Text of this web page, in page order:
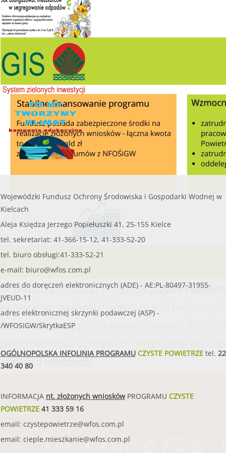
W związku z realizacją Programu„Czyste
wsparcie w uzyskaniu dofinansowania i
Ponieważ proces pozyskiwania środków z
apeluje o ostrożność.
zł
........
czytaj więcej...
Kwota naboru na 2025r. na zadania bieżące:
000,00 zł
Maksymalna kwota dofinansowania na jedno
przedsięwzięcie objęte wnioskiem nie może
przekroczyć8 000,00 zł.
......
czytaj więcej...
Wojewódzki Fundusz Ochrony Środowiska i Gospodarki Wodnej w
Kielcach
Aleja Księdza Jerzego Popiełuszki 41, 25-155 Kielce
tel. sekretariat: 41-366-15-12, 41-333-52-20
tel. biuro obsługi:41-333-52-21
e-mail: biuro@wfos.com.pl
adres do doręczeń elektronicznych (ADE) - AE:PL-80497-31955-
JVEUD-11
adres elektronicznej skrzynki podawczej (ASP) -
/WFOSIGW/SkrytkaESP
OGÓLNOPOLSKA INFOLINIA PROGRAMUCZYSTE POWIETRZEtel. 22
340 40 80
INFORMACJA nt. złożonych wnioskówPROGRAMU CZYSTE
POWIETRZE41 333 59 16
email: czystepowietrze@wfos.com.pl
email: cieple.mieszkanie@wfos.com.pl